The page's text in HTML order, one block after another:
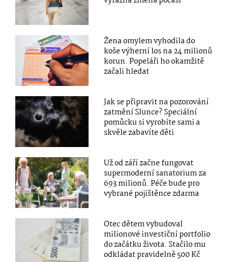
Žena omylem vyhodila do
koše výherní los na 24 milionů
korun. Popeláři ho okamžitě
začali hledat
Jak se připravit na pozorování
zatmění Slunce? Speciální
pomůcku si vyrobíte sami a
skvěle zabavíte děti
Už od září začne fungovat
supermoderní sanatorium za
693 milionů. Péče bude pro
vybrané pojištěnce zdarma
Otec dětem vybudoval
milionové investiční portfolio
do začátku života. Stačilo mu
odkládat pravidelně 500 Kč